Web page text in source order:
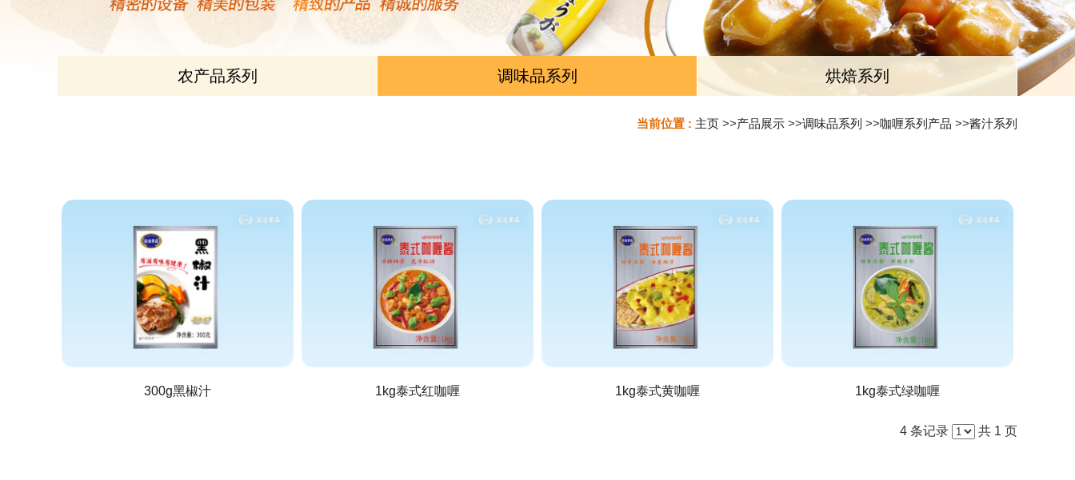
当前位置 : 主页 >>产品展示 >>调味品系列 >>咖喱系列产品 >>酱汁系列
农产品系列 调味品系列 烘焙系列
300g黑椒汁 1kg泰式红咖喱 1kg泰式黄咖喱 1kg泰式绿咖喱
4 条记录 共 1 页